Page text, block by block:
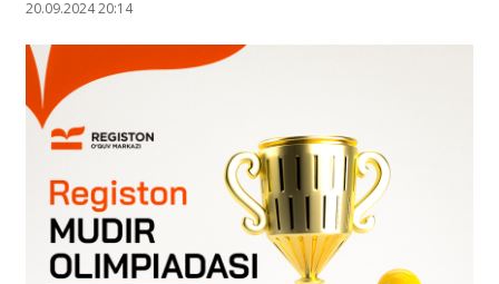
20.09.2024 20:14